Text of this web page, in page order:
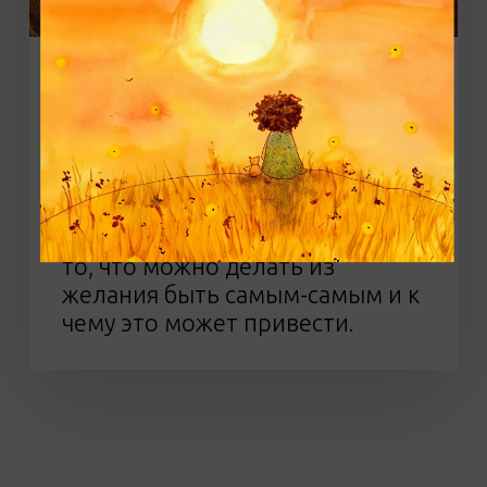
Фильмы
Мультфильм «Бесподобный мистер Фокс»
Это не совсем детская история,
скорее больше про взросление
и отношения сына и отца. Про
то, что можно делать из
желания быть самым-самым и к
чему это может привести.